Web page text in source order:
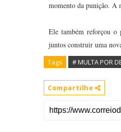
momento da punição. A
Ele também reforçou o
juntos construir uma
Tags # MULTA POR
Compartilhe